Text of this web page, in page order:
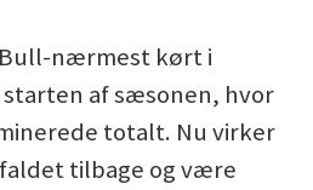
nærmest kørt i
af sæsonen, hvor
totalt. Nu virker
tilbage og være